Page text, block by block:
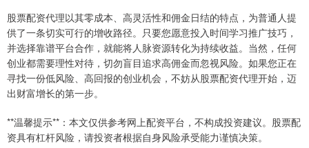
股票配资代理以其零成本、高灵活性和佣金日结的特点，为普通人提
供了一条切实可行的增收路径。只要您愿意投入时间学习推广技巧，
并选择靠谱平台合作，就能将人脉资源转化为持续收益。当然，任何
创业都需要理性对待，切勿盲目追求高佣金而忽视风险。如果您正在
寻找一份低风险、高回报的创业机会，不妨从股票配资代理开始，迈
出财富增长的第一步。
**温馨提示**：本文仅供参考网上配资平台，不构成投资建议。股票配
资具有杠杆风险，请投资者根据自身风险承受能力谨慎决策。